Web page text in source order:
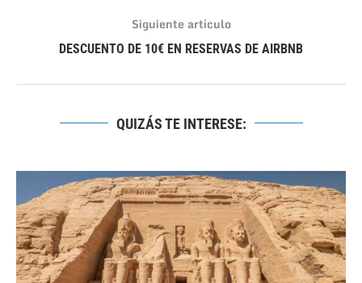
Siguiente artículo
DESCUENTO DE 10€ EN RESERVAS DE AIRBNB
QUIZÁS TE INTERESE: